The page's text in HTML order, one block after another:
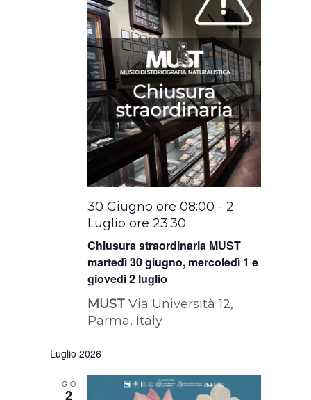
Chiusura straordinaria MUST
martedì 30 giugno, mercoledì 1 e
giovedì 2 luglio
30 Giugno ore 08:00 -2
Luglio ore 23:30
MUSTVia Università 12,
Parma, Italy
Luglio 2026
GIO
2